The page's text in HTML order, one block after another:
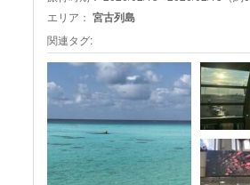
エリア： 宮古列島
関連タグ: